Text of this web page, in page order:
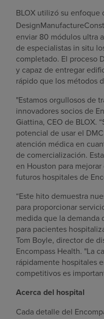
BLOX utilizó su enfoque
enviar 80 módulos ultra a
de especialistas in situ
completado. El proceso
y capaz de entregar
rápido que los métodos
"Estamos orgullosos de
innovadores socios de
Giattina, CEO de BLOX.
potencial de usar el
atención médica en
de comercialización.
en Houston para
futuros hospitales de
“Este hito demuestra
para proporcionar
medida que la demanda
para pacientes
Tom Boyle, director de
Encompass Health. "La
rápidamente hospitales
competitivos es
Acerca del hospital
Cada detalle del